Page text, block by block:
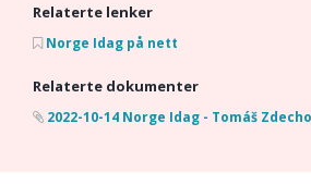
Relaterte lenker
Norge Idag på nett
Relaterte dokumenter
2022-10-14 Norge Idag - Tomáš